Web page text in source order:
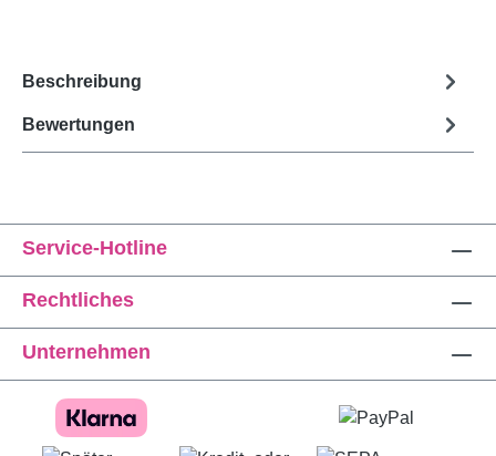
Beschreibung
Bewertungen
Service-Hotline
Rechtliches
Unternehmen